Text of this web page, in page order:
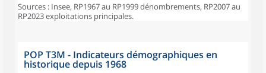
Sources : Insee, RP1967 au RP1999 dénombrements, RP2007 au
RP2023 exploitations principales.
POP T3M - Indicateurs démographiques en
historique depuis 1968